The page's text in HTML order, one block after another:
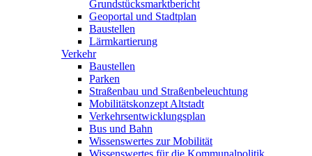
Grundstücksmarktbericht
Geoportal und Stadtplan
Baustellen
Lärmkartierung
Verkehr
Baustellen
Parken
Straßenbau und Straßenbeleuchtung
Mobilitätskonzept Altstadt
Verkehrsentwicklungsplan
Bus und Bahn
Wissenswertes zur Mobilität
Wissenswertes für die Kommunalpolitik